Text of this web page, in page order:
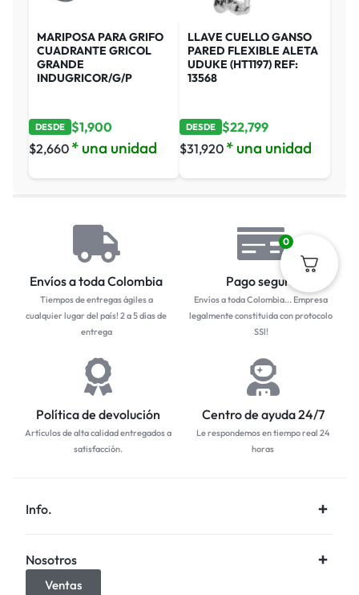
MARIPOSA PARA GRIFO
CUADRANTE GRICOL
GRANDE
INDUGRICOR/G/P
DESDE $1,900
$2,660 * una unidad
LLAVE CUELLO GANSO
PARED FLEXIBLE ALETA
UDUKE (HT1197) REF:
13568
DESDE $22,799
$31,920 * una unidad
Envíos a toda Colombia
Tiempos de entregas ágiles a
cualquier lugar del país! 2 a 5 días de
entrega
Pago seguro
Envíos a toda Colombia... Empresa
legalmente constituida con protocolo
SSl!
Política de devolución
Artículos de alta calidad entregados a
satisfacción.
Centro de ayuda 24/7
Le respondemos en tiempo real 24
horas
Info.
Nosotros
Ventas
0